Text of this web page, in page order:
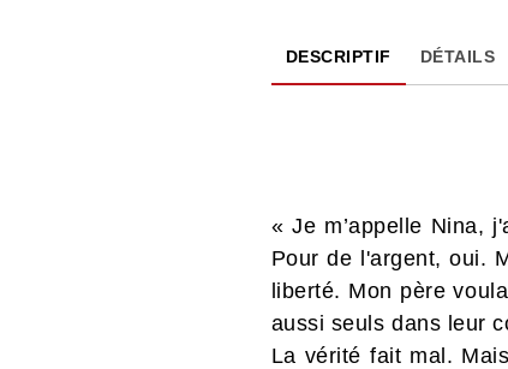
DESCRIPTIF DÉTAILS
« Je m’appelle Nina,
Pour de l'argent, oui.
liberté. Mon père
aussi seuls dans leur
La vérité fait mal.